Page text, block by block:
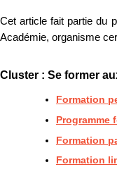
Cet article fait partie du
Académie, organisme
Cluster : Se former
Formation
Programme
Formation
Formation